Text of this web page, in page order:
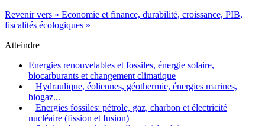
Revenir vers « Economie et finance, durabilité, croissance, PIB,
fiscalités écologiques »
Atteindre
Energies renouvelables et fossiles, énergie solaire,
biocarburants et changement climatique
Hydraulique, éoliennes, géothermie, énergies marines,
biogaz...
Energies fossiles: pétrole, gaz, charbon et électricité
nucléaire (fission et fusion)